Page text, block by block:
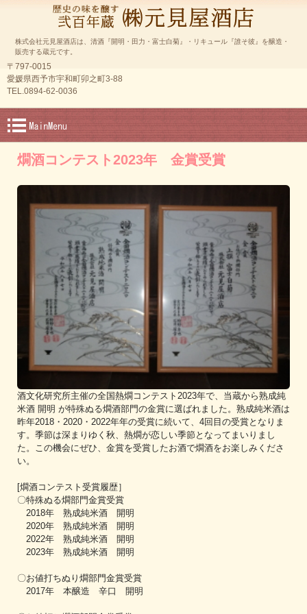
株式会社元見屋酒店は、清酒『開明・田力・富士白菊』・リキュール『誰そ彼』を醸造・
販売する蔵元です。
〒797-0015
愛媛県西予市宇和町卯之町3-88
TEL.0894-62-0036
燗酒コンテスト2023年 金賞受賞
酒文化研究所主催の全国熱燗コンテスト2023年で、当蔵から熟成純
米酒 開明 が特殊ぬる燗酒部門の金賞に選ばれました。熟成純米酒は
昨年2018・2020・2022年年の受賞に続いて、4回目の受賞となりま
す。季節は深まりゆく秋、熱燗が恋しい季節となってまいりまし
た。この機会にぜひ、金賞を受賞したお酒で燗酒をお楽しみくださ
い。
[燗酒コンテスト受賞履歴］
〇特殊ぬる燗部門金賞受賞
2018年 熟成純米酒 開明
2020年 熟成純米酒 開明
2022年 熟成純米酒 開明
2023年 熟成純米酒 開明
〇お値打ちぬり燗部門金賞受賞
2017年 本醸造 辛口 開明